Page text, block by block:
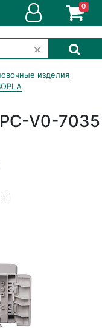
0
изделия
V0-7035